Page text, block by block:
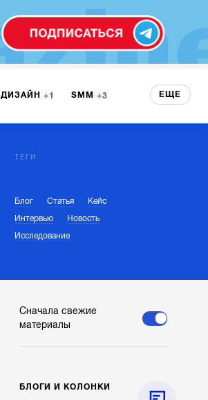
ДИЗАЙН 1 SMM 3 ЕЩЕ
ТЕГИ
Блог Статья
Кейс
Интервью
Новость
Исследование
Сначала свежие
материалы
БЛОГИ И КОЛОНКИ